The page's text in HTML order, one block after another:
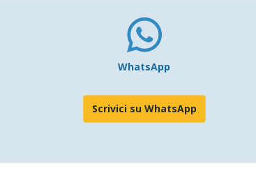
WhatsApp
Scrivici su WhatsApp